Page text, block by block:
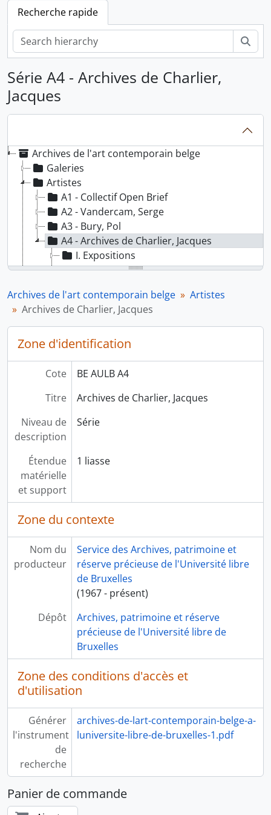
Recherche rapide
Série A4 - Archives de Charlier,
Jacques
Archives de l'art contemporain belge
Galeries
Artistes
A1 - Collectif Open Brief
A2 - Vandercam, Serge
A3 - Bury, Pol
A4 - Archives de Charlier, Jacques
I. Expositions
II. Documents
Manifestations culturelles
Archives de l'art contemporain belge
Artistes
Archives de Charlier, Jacques
Zone d'identification
Cote
BE AULB A4
Titre
Archives de Charlier, Jacques
Niveau de
description
Série
Étendue
matérielle
et support
1 liasse
Zone du contexte
Nom du
producteur
Service des Archives, patrimoine et
réserve précieuse de l'Université libre
de Bruxelles
(1967 - présent)
Dépôt
Archives, patrimoine et réserve
précieuse de l'Université libre de
Bruxelles
Zone des conditions d'accès et
d'utilisation
Générer
l'instrument
de
recherche
archives-de-lart-contemporain-belge-a-
luniversite-libre-de-bruxelles-1.pdf
Panier de commande